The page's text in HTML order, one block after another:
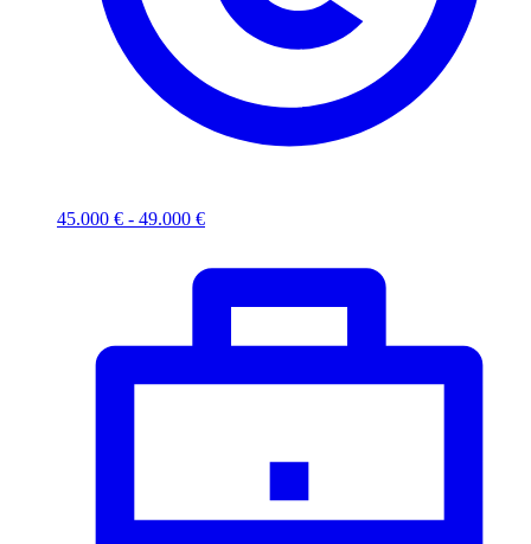
45.000 € - 49.000 €